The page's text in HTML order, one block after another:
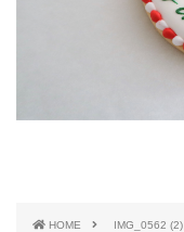
HOME IMG_0562 (2)